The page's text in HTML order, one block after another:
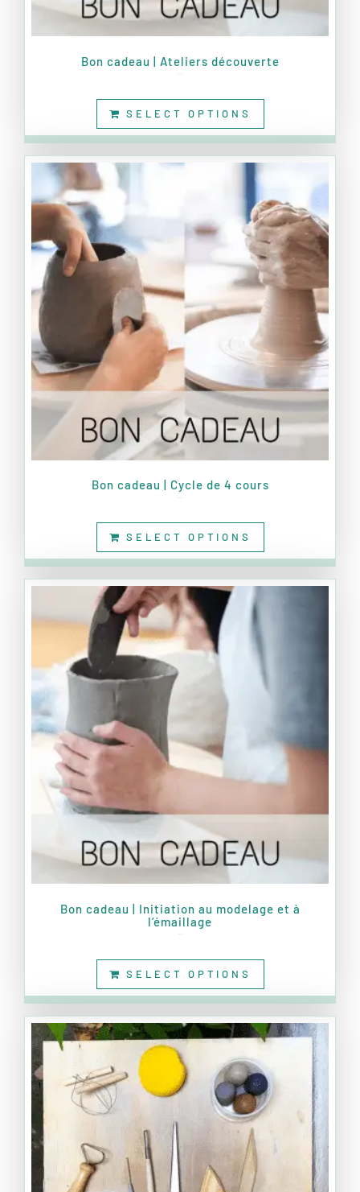
Bon cadeau | Ateliers découverte
SELECT OPTIONS
Bon cadeau | Cycle de 4 cours
SELECT OPTIONS
Bon cadeau | Initiation au modelage et à
l’émaillage
SELECT OPTIONS